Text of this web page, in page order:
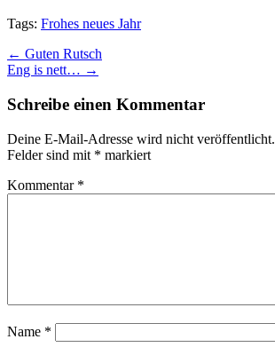
Tags: Frohes neues Jahr
Post
navigation
← Guten Rutsch
Eng is nett… →
Schreibe einen Kommentar
Deine E-Mail-Adresse wird nicht veröffentlicht.
Felder sind mit * markiert
Kommentar *
Name *